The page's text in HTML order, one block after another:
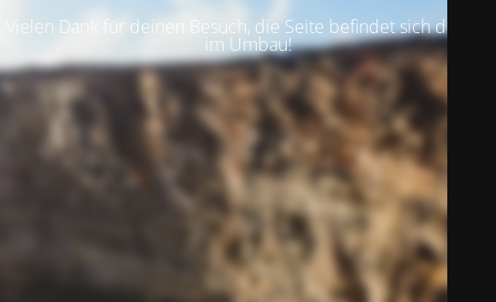
Vielen Dank für deinen Besuch, die Seite befindet sich derzeit
im Umbau!